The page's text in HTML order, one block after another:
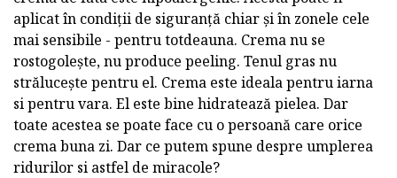
aplicat în condiții de siguranță chiar și în zonele cele
mai sensibile - pentru totdeauna. Crema nu se
rostogolește, nu produce peeling. Tenul gras nu
strălucește pentru el. Crema este ideala pentru iarna
si pentru vara. El este bine hidratează pielea. Dar
toate acestea se poate face cu o persoană care orice
crema buna zi. Dar ce putem spune despre umplerea
ridurilor si astfel de miracole?